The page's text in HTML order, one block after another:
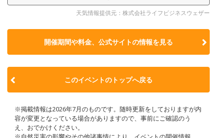
天気情報提供元：株式会社ライフビジネスウェザー
開催期間や料金、公式サイトの情報を見る
このイベントのトップへ戻る
※掲載情報は2026年7月のものです。随時更新をしておりますが内
容が変更となっている場合がありますので、事前にご確認のう
え、おでかけください。